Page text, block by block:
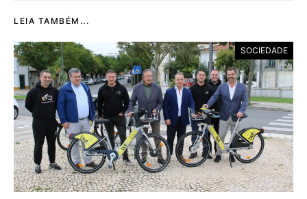
LEIA TAMBÉM...
SOCIEDADE